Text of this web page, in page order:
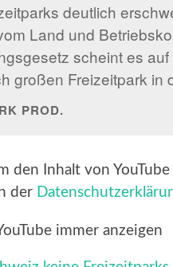
deutlich
Land und
scheint es
großen Freizeitpark in
PROD.
den Inhalt von
der
immer anzeigen